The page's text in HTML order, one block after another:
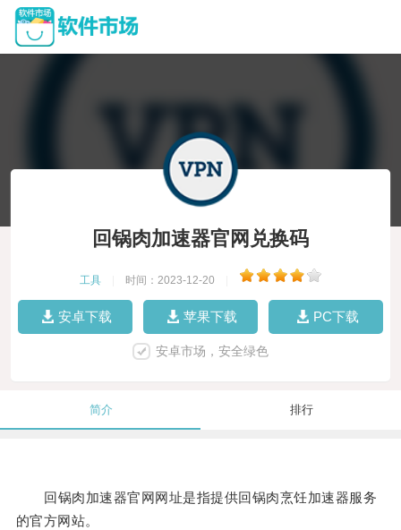
回锅肉加速器官网兑换码
工具 时间：2023-12-20
安卓下载 苹果下载 PC下载
安卓市场，安全绿色
简介 排行
回锅肉加速器官网网址是指提供回锅肉烹饪加速器服务
的官方网站。